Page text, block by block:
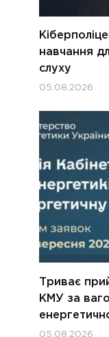
навчання
слуху
05.08.2026
Триває
КМУ за
05.08.2026